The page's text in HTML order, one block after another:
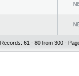
Records: 61 - 80 from 300 -